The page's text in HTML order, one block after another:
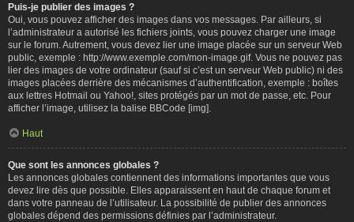
Puis-je publier des images ?
Oui, vous pouvez afficher des images dans vos messages. Par ailleurs, si
l’administrateur a autorisé les fichiers joints, vous pouvez charger une image
sur le forum. Autrement, vous devez lier une image placée sur un serveur Web
public, exemple : http://www.exemple.com/mon-image.gif. Vous ne pouvez pas
lier des images de votre ordinateur (sauf si c’est un serveur Web public) ni des
images placées derrière des mécanismes d’authentification, exemple : boîtes
aux lettres Hotmail ou Yahoo!, sites protégés par un mot de passe, etc. Pour
afficher l’image, utilisez la balise BBCode [img].
Haut
Que sont les annonces globales ?
Les annonces globales contiennent des informations importantes que vous
devez lire dès que possible. Elles apparaissent en haut de chaque forum et
dans votre panneau de l’utilisateur. La possibilité de publier des annonces
globales dépend des permissions définies par l’administrateur.